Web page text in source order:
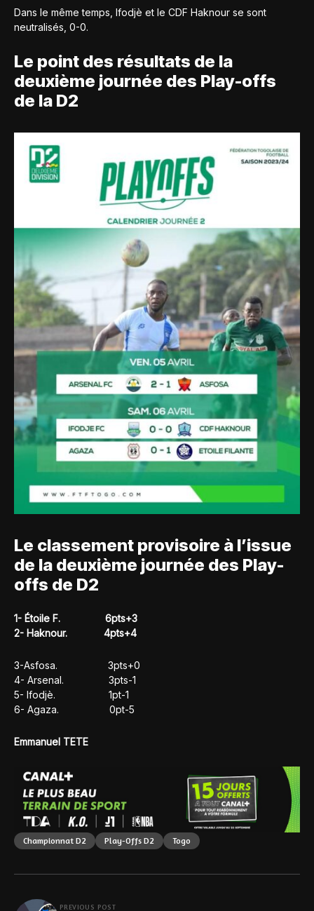
Dans le même temps, Ifodjè et le CDF Haknour se sont
neutralisés, 0-0.
Le point des résultats de la
deuxième journée des Play-offs
de la D2
Le classement provisoire à l’issue
de la deuxième journée des Play-
offs de D2
1- Étoile F. 6pts+3
2- Haknour. 4pts+4
3-Asfosa. 3pts+0
4- Arsenal. 3pts-1
5- Ifodjè. 1pt-1
6- Agaza. 0pt-5
Emmanuel TETE
Championnat D2 Play-Offs D2 Togo
PREVIOUS POST